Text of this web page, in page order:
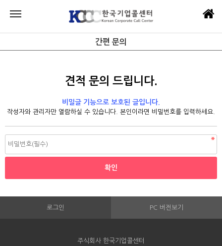
간편 문의
견적 문의 드립니다.
비밀글 기능으로 보호된 글입니다.
작성자와 관리자만 열람하실 수 있습니다. 본인이라면 비밀번호를 입력하세요.
로그인 PC 버전보기
주식회사 한국기업콜센터